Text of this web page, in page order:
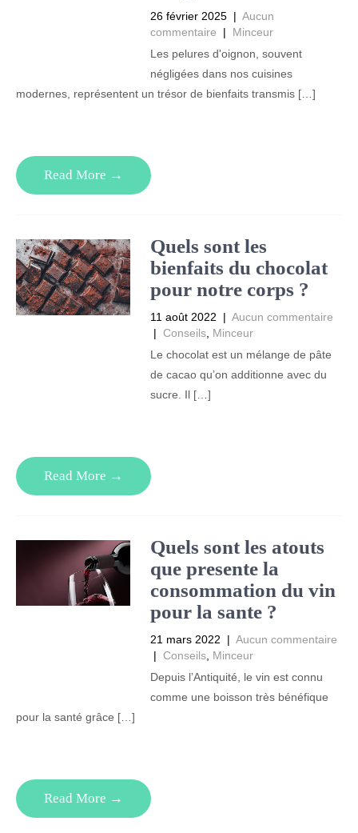
26 février 2025 | Aucun
commentaire
| Minceur
Les pelures d'oignon, souvent
négligées dans nos cuisines
modernes, représentent un trésor de bienfaits transmis […]
Read More →
Quels sont les
bienfaits du chocolat
pour notre corps ?
11 août 2022 | Aucun commentaire
| Conseils, Minceur
Le chocolat est un mélange de pâte
de cacao qu’on additionne avec du
sucre. Il […]
Read More →
Quels sont les atouts
que presente la
consommation du vin
pour la sante ?
21 mars 2022 | Aucun commentaire
| Conseils, Minceur
Depuis l’Antiquité, le vin est connu
comme une boisson très bénéfique
pour la santé grâce […]
Read More →